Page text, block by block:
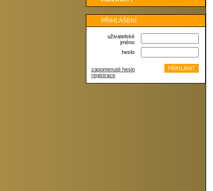
PŘIHLÁŠENÍ
uživatelské
jméno
heslo
zapomenuté heslo
registrace